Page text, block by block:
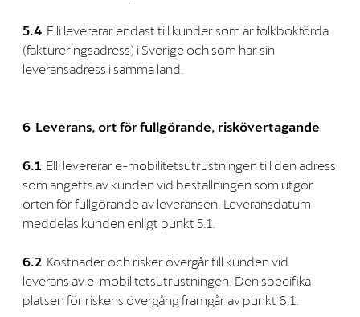
5.4 Elli levererar endast till kunder som är folkbokförda
(faktureringsadress) i Sverige och som har sin
leveransadress i samma land.
6 Leverans, ort för fullgörande, riskövertagande
6.1 Elli levererar e-mobilitetsutrustningen till den adress
som angetts av kunden vid beställningen som utgör
orten för fullgörande av leveransen. Leveransdatum
meddelas kunden enligt punkt 5.1.
6.2 Kostnader och risker övergår till kunden vid
leverans av e-mobilitetsutrustningen. Den specifika
platsen för riskens övergång framgår av punkt 6.1.